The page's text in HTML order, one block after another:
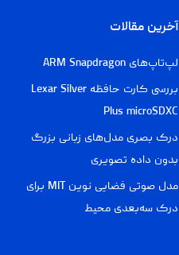
آخرین مقالات
لپ‌تاپ‌های ARM Snapdragon
بررسی کارت حافظه Lexar Silver
Plus microSDXC
درک بصری مدل‌های زبانی بزرگ
بدون داده تصویری
مدل صوتی فضایی نوین MIT برای
درک سه‌بعدی محیط